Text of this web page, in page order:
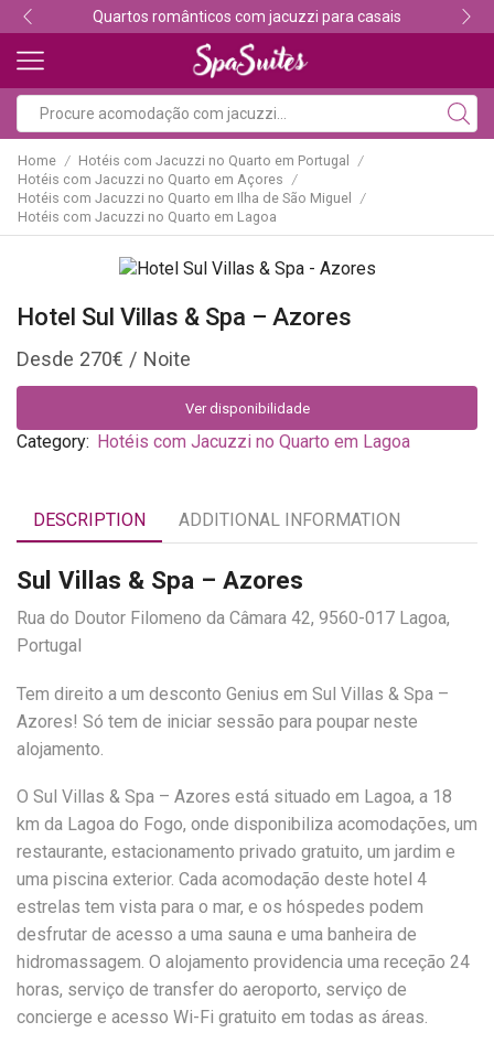
Quartos românticos com jacuzzi para casais
Home / Hotéis com Jacuzzi no Quarto em Portugal /
Hotéis com Jacuzzi no Quarto em Açores /
Hotéis com Jacuzzi no Quarto em Ilha de São Miguel /
Hotéis com Jacuzzi no Quarto em Lagoa
Hotel Sul Villas & Spa – Azores
270€
Ver disponibilidade
Category: Hotéis com Jacuzzi no Quarto em Lagoa
DESCRIPTION ADDITIONAL INFORMATION
Sul Villas & Spa – Azores
Rua do Doutor Filomeno da Câmara 42, 9560-017 Lagoa,
Portugal
Tem direito a um desconto Genius em Sul Villas & Spa –
Azores! Só tem de iniciar sessão para poupar neste
alojamento.
O Sul Villas & Spa – Azores está situado em Lagoa, a 18
km da Lagoa do Fogo, onde disponibiliza acomodações, um
restaurante, estacionamento privado gratuito, um jardim e
uma piscina exterior. Cada acomodação deste hotel 4
estrelas tem vista para o mar, e os hóspedes podem
desfrutar de acesso a uma sauna e uma banheira de
hidromassagem. O alojamento providencia uma receção 24
horas, serviço de transfer do aeroporto, serviço de
concierge e acesso Wi-Fi gratuito em todas as áreas.